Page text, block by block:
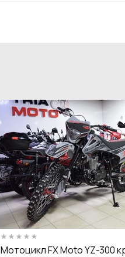
Мотоцикл FX Moto YZ-300